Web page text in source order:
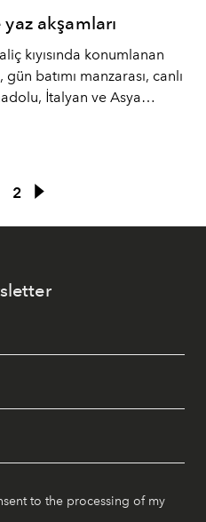
akşamları
kıyısında konumlanan
, gün batımı manzarası, canlı
İtalyan ve Asya
2
to the processing of my